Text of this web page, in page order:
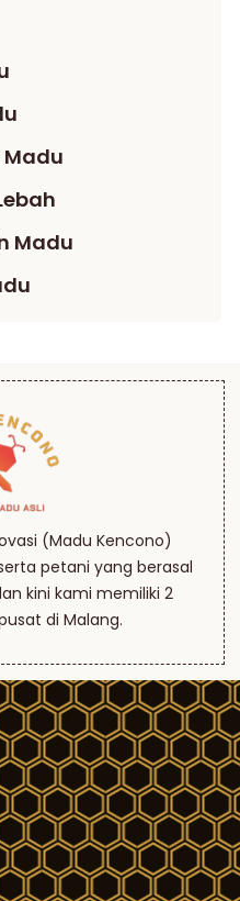
Madu
(Madu Kencono)
petani yang berasal
kini kami memiliki 2
di Malang.